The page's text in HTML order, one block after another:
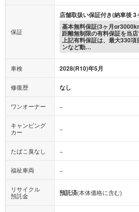
保証
店舗取扱い保証付き(納車後
基本無料保証(3ヶ月
距離無制限の有料保証を当
上記有料保証は、最大330項
ンなど動…
車検 2028(R10)年5月
修復歴 なし
ワンオーナー −
キャンピング
カー
−
たばこ臭なし −
福祉車両 −
リサイクル
預託金
預託済(本体価格に含む)